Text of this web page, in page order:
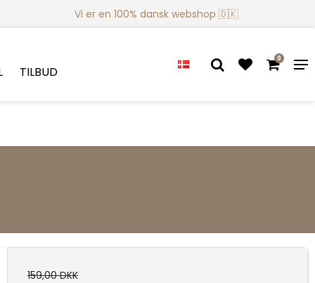
Vi er en 100% dansk webshop 🇩🇰
TILBUD
0
159,00 DKK